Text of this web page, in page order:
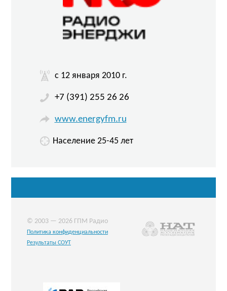
c 12 января 2010 г.
+7 (391) 255 26 26
www.energyfm.ru
Население 25-45 лет
© 2003 — 2026 ГПМ Радио
Политика конфиденциальности
Результаты СОУТ